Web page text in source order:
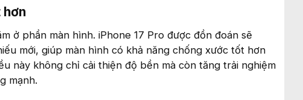
hơn​
ở phần màn hình. iPhone 17 Pro được đồn đoán sẽ
mới, giúp màn hình có khả năng chống xước tốt hơn
này không chỉ cải thiện độ bền mà còn tăng trải nghiệm
mạnh.